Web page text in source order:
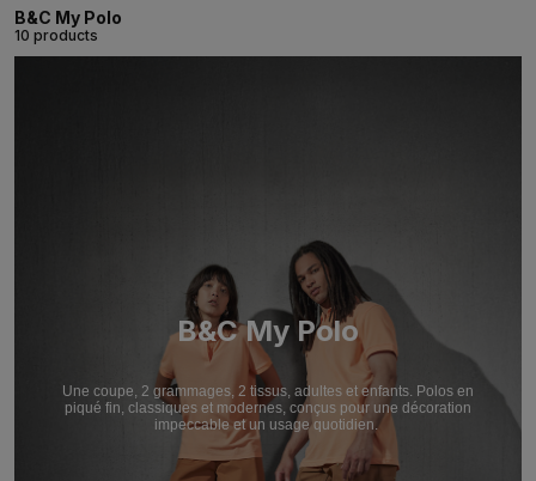
B&C My Polo
10 products
B&C My Polo
Une coupe, 2 grammages, 2 tissus, adultes et enfants. Polos en
piqué fin, classiques et modernes, conçus pour une décoration
impeccable et un usage quotidien.